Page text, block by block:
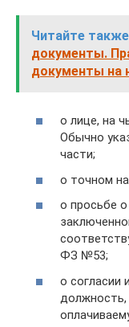
Читайте
документы.
документы на
о лице, на
Обычно
части;
о точном
о просьбе
ФЗ №53;
о согласии